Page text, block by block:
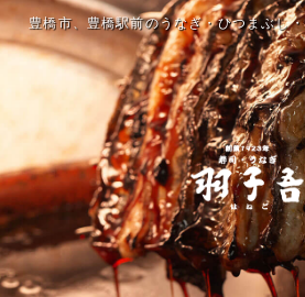
豊橋市、豊橋駅前のうなぎ・ひつまぶし